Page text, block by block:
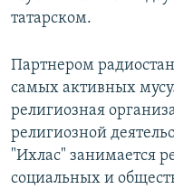
татарском.
Партнером
самых активных
религиозная
религиозной
"Ихлас" занимается
социальных и